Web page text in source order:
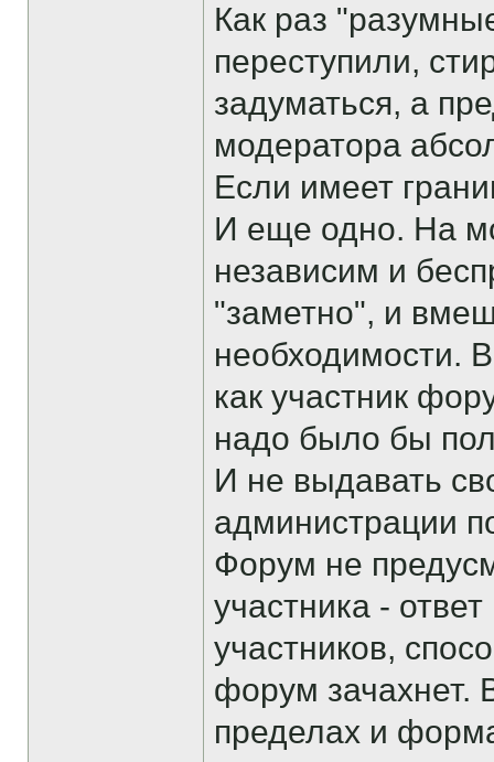
Как раз
переступили,
задуматься, а
модератора
Если имеет
И еще одно. На
независим и
"заметно", и
необходимости.
как участник
надо было бы
И не выдавать
администрации
Форум не
участника -
участников,
форум зачахнет.
пределах и